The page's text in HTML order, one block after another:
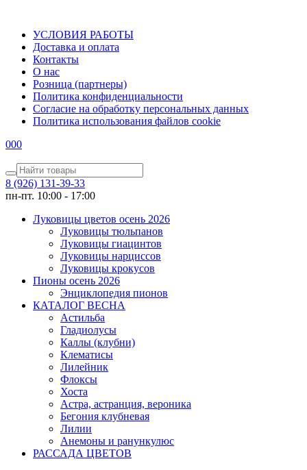
УСЛОВИЯ РАБОТЫ
Доставка и оплата
Контакты
О наc
Розница (партнеры)
Политика конфиденциальности
Согласие на обработку персональных данных
Политика использования файлов сookie
000
8 (926) 131-39-33
пн-пт. 10:00 - 17:00
Луковицы цветов осень 2026
Луковицы тюльпанов
Луковицы гиацинтов
Луковицы нарциссов
Луковицы крокусов
Пионы осень 2026
Энциклопедия пионов
КАТАЛОГ ВЕСНА
Астильба
Гладиолусы
Каллы (клубни)
Клематисы
Лилейник
Флоксы
Хоста
Астра, астранция, вероника
Бегония клубневая
Лилии
Анемоны и ранункулюс
РАССАДА ЦВЕТОВ